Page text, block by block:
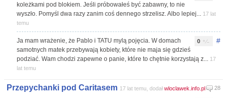
koleżkami pod blokiem. Jeśli próbowałeś być zabawny, to nie
wyszło. Pomyśl dwa razy zanim coś dennego strzelisz. Albo lepiej... 17 lat
temu
#
0
Ja mam wrażenie, że Pablo i TATU mylą pojęcia. W domach
samotnych matek przebywają kobiety, które nie maja się gdzieś
podziać. Wam chodzi zapewne o panie, które to chętnie korzystają z... 17
lat temu
Przepychanki pod Caritasem 17 lat temu, dodał wloclawek.info.pl 28